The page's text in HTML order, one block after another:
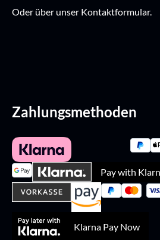
Oder über unser Kontaktformular.
Zahlungsmethoden
Pay with
Klarna Pay Now